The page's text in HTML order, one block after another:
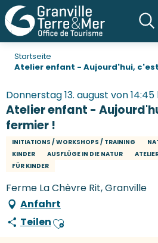
Startseite
Atelier enfant - Aujourd'hui,
Donnerstag 13. august von 14:45
Atelier enfant -
fermier !
INITIATIONS / WORKSHOPS / TRAINING
KINDER
AUSFLÜGE IN DIE NATUR
FÜR KINDER
Ferme La Chèvre Rit, Granville
Anfahrt
TeilenAjouter aux favoris